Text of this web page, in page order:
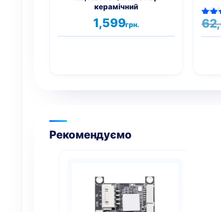
керамічний
1,599грн.
з
Рекомендуємо